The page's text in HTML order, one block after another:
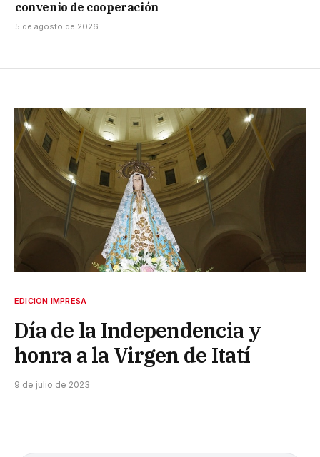
convenio de cooperación
5 de agosto de 2026
EDICIÓN IMPRESA
Día de la Independencia y
honra a la Virgen de Itatí
9 de julio de 2023